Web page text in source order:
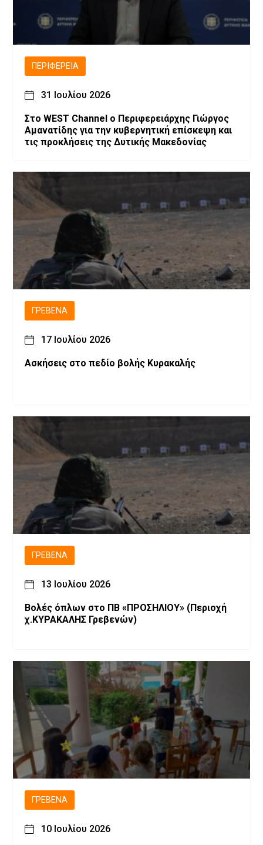
ΠΕΡΙΦΈΡΕΙΑ
31 Ιουλίου 2026
Στο WEST Channel ο Περιφερειάρχης Γιώργος
Αμανατίδης για την κυβερνητική επίσκεψη και
τις προκλήσεις της Δυτικής Μακεδονίας
ΓΡΕΒΕΝΆ
17 Ιουλίου 2026
Ασκήσεις στο πεδίο βολής Κυρακαλής
ΓΡΕΒΕΝΆ
13 Ιουλίου 2026
Βολές όπλων στο ΠΒ «ΠΡΟΣΗΛΙΟΥ» (Περιοχή
χ.ΚΥΡΑΚΑΛΗΣ Γρεβενών)
ΓΡΕΒΕΝΆ
10 Ιουλίου 2026